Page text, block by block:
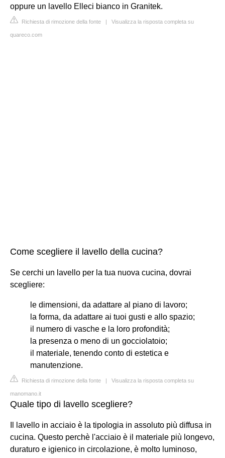
oppure un lavello Elleci bianco in Granitek.
Richiesta di rimozione della fonte | Visualizza la risposta completa su
quareco.com
Come scegliere il lavello della cucina?
Se cerchi un lavello per la tua nuova cucina, dovrai
scegliere:
le dimensioni, da adattare al piano di lavoro;
la forma, da adattare ai tuoi gusti e allo spazio;
il numero di vasche e la loro profondità;
la presenza o meno di un gocciolatoio;
il materiale, tenendo conto di estetica e
manutenzione.
Richiesta di rimozione della fonte | Visualizza la risposta completa su
manomano.it
Quale tipo di lavello scegliere?
Il lavello in acciaio è la tipologia in assoluto più diffusa in
cucina. Questo perchè l'acciaio è il materiale più longevo,
duraturo e igienico in circolazione, è molto luminoso,